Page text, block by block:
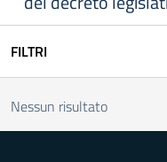
FILTRI
Nessun risultato